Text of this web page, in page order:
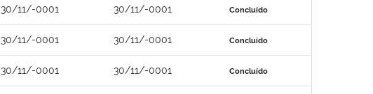
30/11/-0001 30/11/-0001 Concluído
30/11/-0001 30/11/-0001 Concluído
30/11/-0001 30/11/-0001 Concluído